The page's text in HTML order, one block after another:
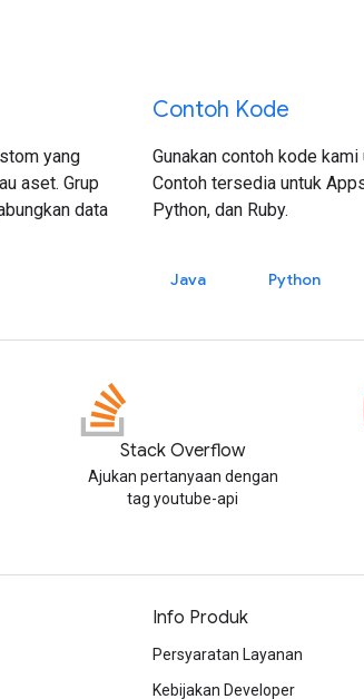
yang
aset. Grup
data
Contoh Kode
Gunakan contoh kode
Contoh tersedia untuk
Python, dan Ruby.
Java Python
Stack Overflow
Ajukan pertanyaan dengan
tag youtube-api
Info Produk
Persyaratan Layanan
Kebijakan Developer